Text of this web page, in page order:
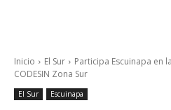
Inicio El Sur
Participa Escuinapa en
CODESIN Zona Sur
El Sur Escuinapa